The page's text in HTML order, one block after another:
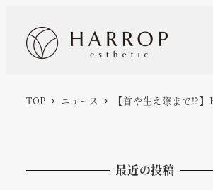
TOP ニュース 【首や生え際まで!?
最近の投稿